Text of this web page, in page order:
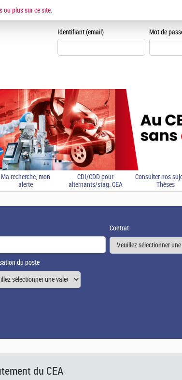
Identifiant (email) Mot de
Ma recherche, mon
alerte
CDI/CDD pour
alternants/stag. CEA
Consulter nos
Thèses
Contrat
du poste
ou plus sur ce site.
du CEA